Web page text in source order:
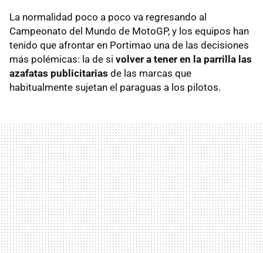
La normalidad poco a poco va regresando al
Campeonato del Mundo de MotoGP, y los equipos han
tenido que afrontar en Portimao una de las decisiones
más polémicas: la de si volver a tener en la parrilla las
azafatas publicitarias de las marcas que
habitualmente sujetan el paraguas a los pilotos.